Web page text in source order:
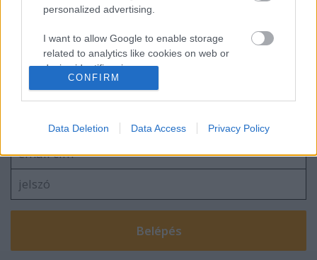
personalized advertising.
I want to allow Google to enable storage
related to analytics like cookies on web or
device identifiers in apps.
related to personalization.
I want to allow Google to enable storage
related to security, including authentication
CONFIRM
Data Deletion Data Access Privacy Policy
Hogyan készül egy virtuális könyv?
Szólj hozzá!
A hozzászóláshoz be kell lépned!